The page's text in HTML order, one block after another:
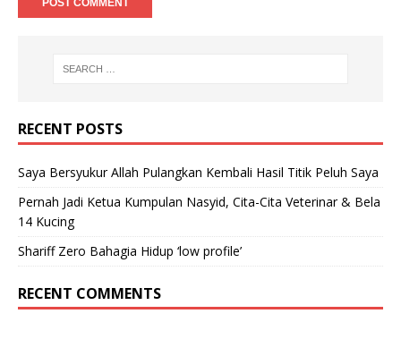
RECENT POSTS
Saya Bersyukur Allah Pulangkan Kembali Hasil Titik Peluh Saya
Pernah Jadi Ketua Kumpulan Nasyid, Cita-Cita Veterinar & Bela
14 Kucing
Shariff Zero Bahagia Hidup ‘low profile’
RECENT COMMENTS